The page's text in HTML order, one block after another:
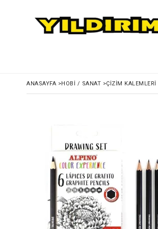
ANASAYFA >HOBI / SANAT >ÇIZIM KALEMLERI